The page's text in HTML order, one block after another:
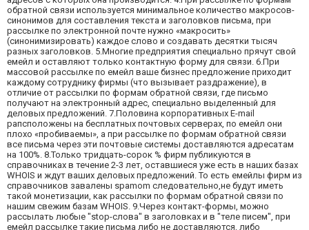
обратной связи используется минимальное количество макросов-
синонимов для составления текста и заголовков письма, при
рассылке по электронной почте нужно «макросить»
(синонимизировать) каждое слово и создавать десятки тысяч
разных заголовков. 5.Многие предприятия специально прячут свой
емейл и оставляют только контактную форму для связи. 6.При
массовой рассылке по емейл ваше бизнес предложение приходит
каждому сотруднику фирмы (что вызывает раздражение), в
отличие от рассылки по формам обратной связи, где письмо
получают на электронный адрес, специально выделенный для
деловых предложений. 7.Половина корпоративных E-mail
рапсположены на бесплатных почтовых серверах, по емейл они
плохо «пробиваемы», а при рассылке по формам обратной связи
все письма через эти почтовые системы доставляются адресатам
на 100%. 8.Только тридцать-сорок % фирм публикуются в
справочниках в течение 2-3 лет, оставшиеся уже есть в наших базах
WHOIS и ждут ваших деловых предложений. То есть емейлы фирм из
справочников завалены spamom следовательно,не будут иметь
такой монетизации, как рассылки по формам обратной связи по
нашим свежим базам WHOIS. 9.Через контакт-формы, можно
рассылать любые "stop-слова" в заголовках и в "теле писем", при
емейл рассылке такие письма либо не доставляются, либо